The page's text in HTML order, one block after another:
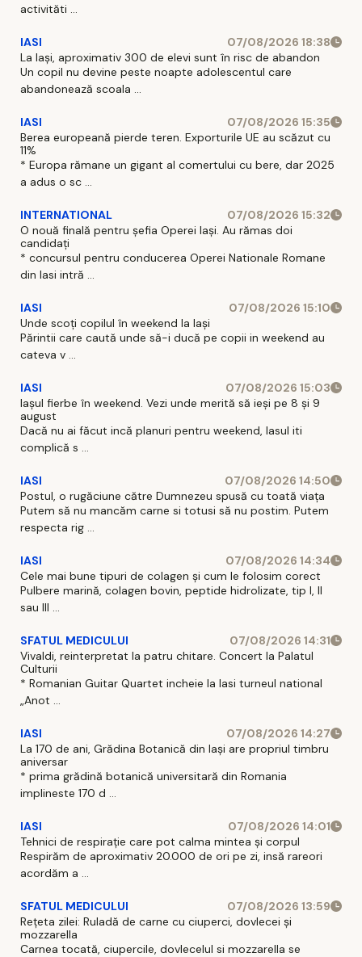
activităti ...
IASI
07/08/2026 18:38
La Iași, aproximativ 300 de elevi sunt în risc de abandon
Un copil nu devine peste noapte adolescentul care
abandonează scoala ...
IASI
07/08/2026 15:35
Berea europeană pierde teren. Exporturile UE au scăzut cu
11%
* Europa rămane un gigant al comertului cu bere, dar 2025
a adus o sc ...
INTERNATIONAL
07/08/2026 15:32
O nouă finală pentru șefia Operei Iași. Au rămas doi
candidați
* concursul pentru conducerea Operei Nationale Romane
din Iasi intră ...
IASI
07/08/2026 15:10
Unde scoți copilul în weekend la Iași
Părintii care caută unde să-i ducă pe copii in weekend au
cateva v ...
IASI
07/08/2026 15:03
Iașul fierbe în weekend. Vezi unde merită să ieși pe 8 și 9
august
Dacă nu ai făcut incă planuri pentru weekend, Iasul iti
complică s ...
IASI
07/08/2026 14:50
Postul, o rugăciune către Dumnezeu spusă cu toată viața
Putem să nu mancăm carne si totusi să nu postim. Putem
respecta rig ...
IASI
07/08/2026 14:34
Cele mai bune tipuri de colagen și cum le folosim corect
Pulbere marină, colagen bovin, peptide hidrolizate, tip I, II
sau III ...
SFATUL MEDICULUI
07/08/2026 14:31
Vivaldi, reinterpretat la patru chitare. Concert la Palatul
Culturii
* Romanian Guitar Quartet incheie la Iasi turneul national
„Anot ...
IASI
07/08/2026 14:27
La 170 de ani, Grădina Botanică din Iași are propriul timbru
aniversar
* prima grădină botanică universitară din Romania
implineste 170 d ...
IASI
07/08/2026 14:01
Tehnici de respirație care pot calma mintea și corpul
Respirăm de aproximativ 20.000 de ori pe zi, insă rareori
acordăm a ...
SFATUL MEDICULUI
07/08/2026 13:59
Rețeta zilei: Ruladă de carne cu ciuperci, dovlecei și
mozzarella
Carnea tocată, ciupercile, dovlecelul si mozzarella se